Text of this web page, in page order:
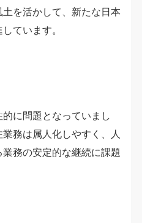
を活かして、新たな日本
ています。
に問題となっていまし
務は属人化しやすく、人
務の安定的な継続に課題